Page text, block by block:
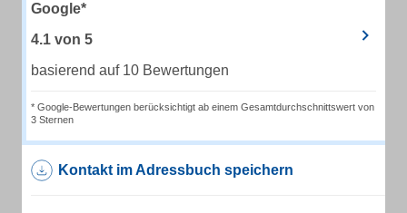
Google*
4.1 von 5
basierend auf 10 Bewertungen
* Google-Bewertungen berücksichtigt ab einem Gesamtdurchschnittswert von
3 Sternen
Kontakt im Adressbuch speichern